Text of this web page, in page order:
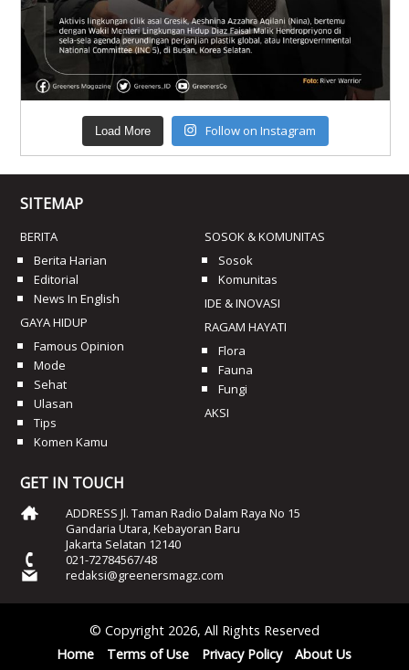
Load More Follow on Instagram
SITEMAP
BERITA
Berita Harian
Editorial
News In English
GAYA HIDUP
Famous Opinion
Mode
Sehat
Ulasan
Tips
Komen Kamu
SOSOK & KOMUNITAS
Sosok
Komunitas
IDE & INOVASI
RAGAM HAYATI
Flora
Fauna
Fungi
AKSI
GET IN TOUCH
ADDRESS Jl. Taman Radio Dalam Raya No 15
Gandaria Utara, Kebayoran Baru
Jakarta Selatan 12140
021-72784567/48
redaksi@greenersmagz.com
© Copyright 2026, All Rights Reserved
Home
Terms of Use Privacy Policy About Us